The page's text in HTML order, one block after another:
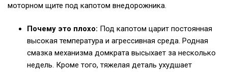
моторном щите под капотом внедорожника.
Почему это плохо: Под капотом царит постоянная
высокая температура и агрессивная среда. Родная
смазка механизма домкрата высыхает за несколько
недель. Кроме того, тяжелая деталь ухудшает